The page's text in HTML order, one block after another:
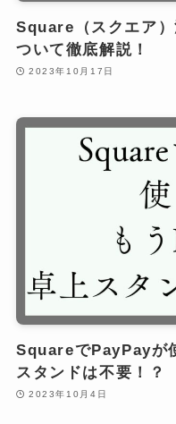
Square（スクエア
ついて徹底解説！
2023年10月17日
SquareでPayPayが
スタンドは不要！？
2023年10月4日